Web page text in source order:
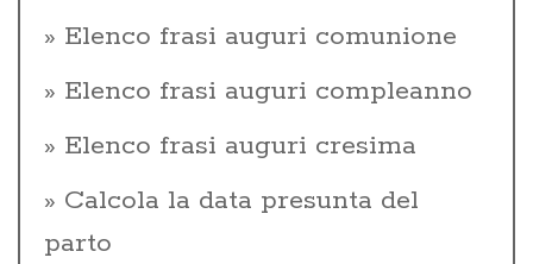
Elenco frasi auguri comunione
Elenco frasi auguri compleanno
Elenco frasi auguri cresima
Calcola la data presunta del
parto